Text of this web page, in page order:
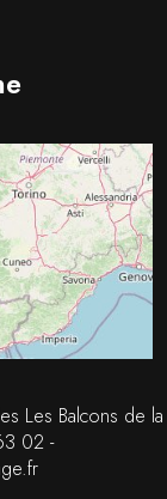
Les Balcons de la
02 -